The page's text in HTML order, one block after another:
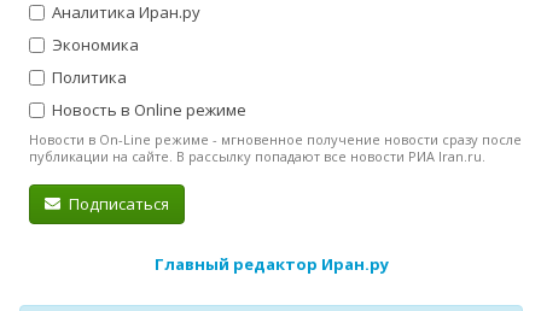
Аналитика Иран.ру
Экономика
Политика
Новость в Online режиме
Новости в On-Line режиме - мгновенное получение новости сразу после
публикации на сайте. В рассылку попадают все новости РИА Iran.ru.
Подписаться
Главный редактор Иран.ру